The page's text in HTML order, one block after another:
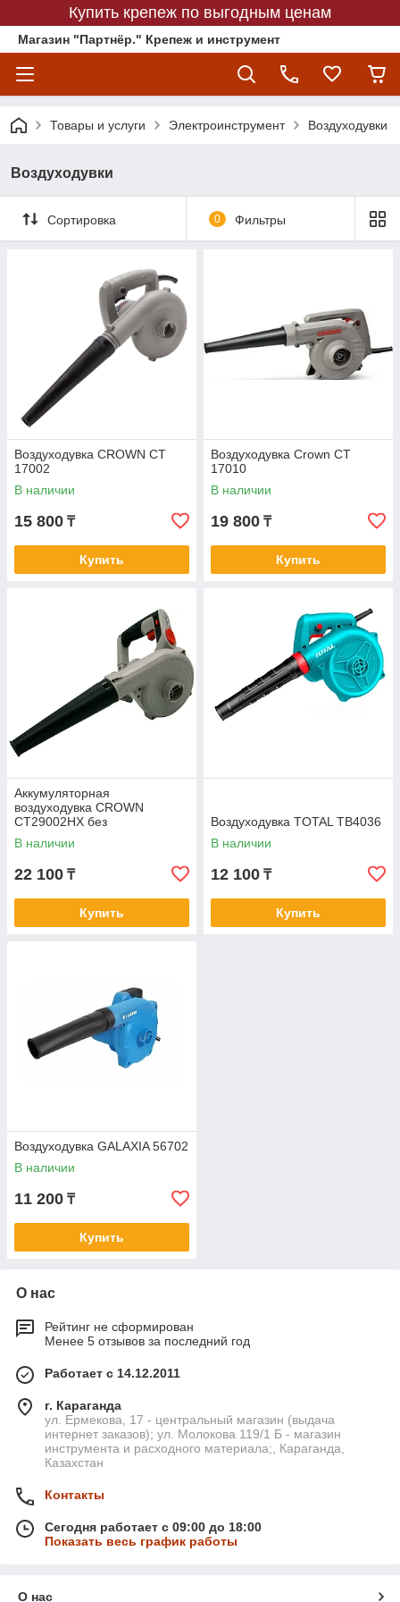
Купить крепеж по выгодным ценам
Магазин "Партнёр." Крепеж и инструмент
Товары и услуги Электроинструмент Воздуходувки
Воздуходувки
Сортировка 0 Фильтры
Воздуходувка CROWN CT
17002
В наличии
15 800 ₸
Купить
Воздуходувка Crown CT
17010
В наличии
19 800 ₸
Купить
Аккумуляторная
воздуходувка CROWN
CT29002HX без
аккумулятора
В наличии
22 100 ₸
Купить
Воздуходувка TOTAL TB4036
В наличии
12 100 ₸
Купить
Воздуходувка GALAXIA 56702
В наличии
11 200 ₸
Купить
О нас
Рейтинг не сформирован
Менее 5 отзывов за последний год
Работает с 14.12.2011
г. Караганда
ул. Ермекова, 17 - центральный магазин (выдача
интернет заказов); ул. Молокова 119/1 Б - магазин
инструмента и расходного материала;, Караганда,
Казахстан
Контакты
Сегодня работает с 09:00 до 18:00
Показать весь график работы
О нас